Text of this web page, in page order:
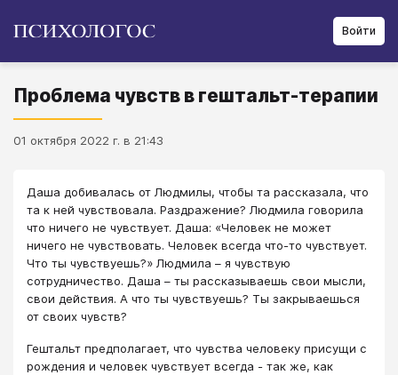
Войти
Проблема чувств в гештальт-терапии
01 октября 2022 г. в 21:43
Даша добивалась от Людмилы, чтобы та рассказала, что
та к ней чувствовала. Раздражение? Людмила говорила
что ничего не чувствует. Даша: «Человек не может
ничего не чувствовать. Человек всегда что-то чувствует.
Что ты чувствуешь?» Людмила – я чувствую
сотрудничество. Даша – ты рассказываешь свои мысли,
свои действия. А что ты чувствуешь? Ты закрываешься
от своих чувств?
Гештальт предполагает, что чувства человеку присущи с
рождения и человек чувствует всегда - так же, как